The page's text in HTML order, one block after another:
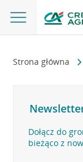
Strona główna
Dołącz do
bieżąco z